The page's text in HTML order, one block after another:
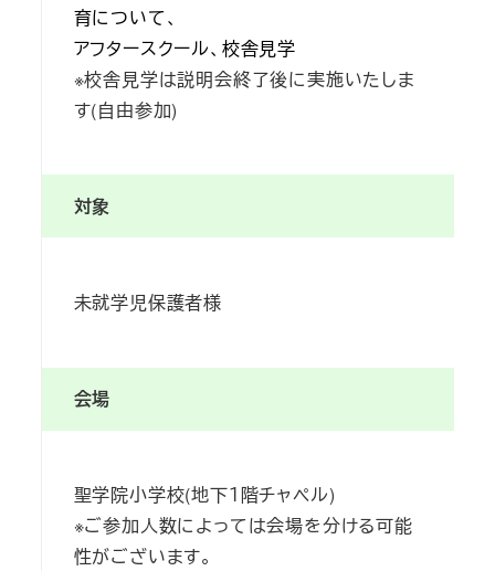
育について、
アフタースクール、校舎見学
※校舎見学は説明会終了後に実施いたしま
す(自由参加)
対象
未就学児保護者様
会場
聖学院小学校(地下１階チャペル)
※ご参加人数によっては会場を分ける可能
性がございます。